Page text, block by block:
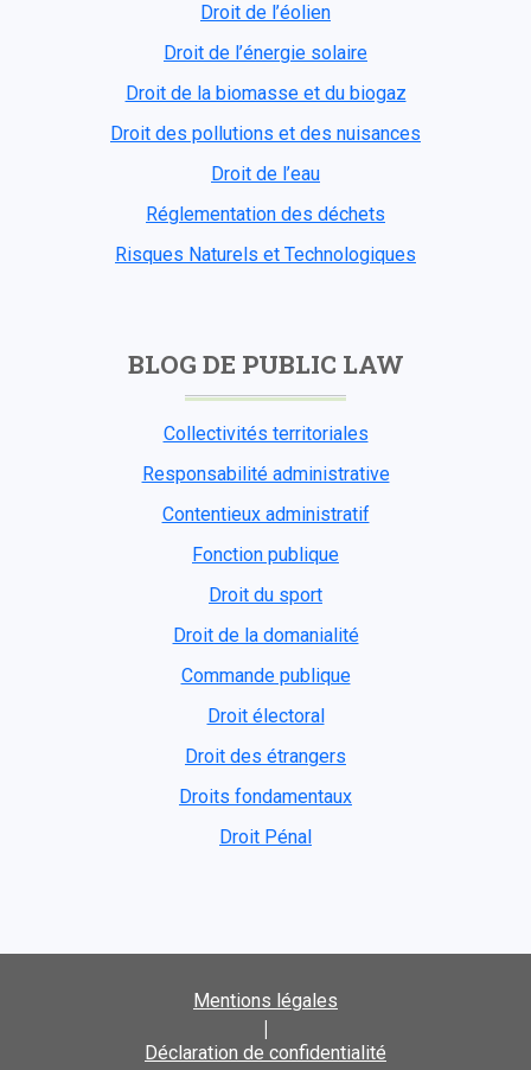
Droit de l’éolien
Droit de l’énergie solaire
Droit de la biomasse et du biogaz
Droit des pollutions et des nuisances
Droit de l’eau
Réglementation des déchets
Risques Naturels et Technologiques
BLOG DE PUBLIC LAW
Collectivités territoriales
Responsabilité administrative
Contentieux administratif
Fonction publique
Droit du sport
Droit de la domanialité
Commande publique
Droit électoral
Droit des étrangers
Droits fondamentaux
Droit Pénal
Mentions légales
|
Déclaration de confidentialité